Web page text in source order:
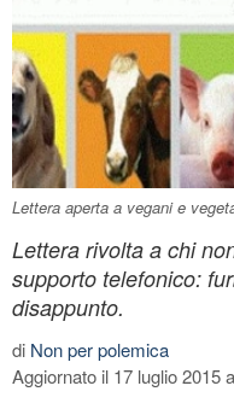
Lettera aperta a vegani e
Lettera rivolta a chi
supporto telefonico:
disappunto.
di Non per polemica
Aggiornato il 17 luglio 2015